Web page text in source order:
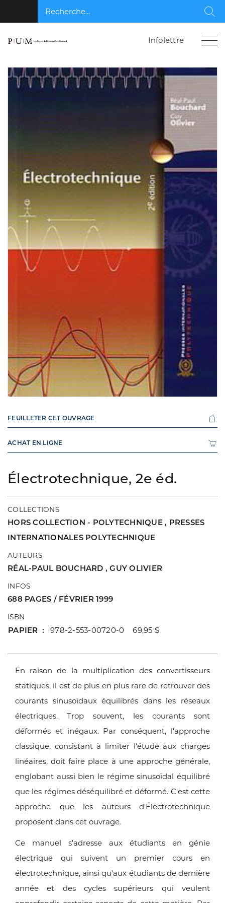
Recherche...
Infolettre
Électrotechnique, 2e éd.
COLLECTIONS
HORS COLLECTION - POLYTECHNIQUE , PRESSES
INTERNATIONALES POLYTECHNIQUE
AUTEURS
RÉAL-PAUL BOUCHARD ,GUY OLIVIER
INFOS
688 PAGES / FÉVRIER 1999
ISBN
PAPIER 978-2-553-00720-0 69,95 $
En raison de la multiplication des convertisseurs
statiques, il est de plus en plus rare de retrouver des
courants sinusoïdaux équilibrés dans les réseaux
électriques. Trop souvent, les courants sont
déformés et inégaux. Par conséquent, l'approche
classique, consistant à limiter l'étude aux charges
linéaires, doit faire place à une approche générale,
englobant aussi bien le régime sinusoïdal équilibré
que les régimes déséquilibré et déformé. C'est cette
approche que les auteurs d'Électrotechnique
proposent dans cet ouvrage.
Ce manuel s'adresse aux étudiants en génie
électrique qui suivent un premier cours en
électrotechnique, ainsi qu'aux étudiants de dernière
année et des cycles supérieurs qui veulent
FEUILLETER CET OUVRAGE
ACHAT EN LIGNE